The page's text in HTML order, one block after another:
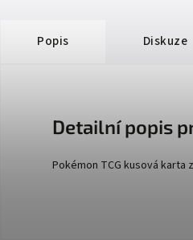
Popis Diskuze
Detailní popis
Pokémon TCG kusová karta